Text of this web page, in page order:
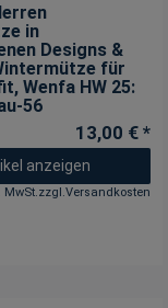
in
Designs &
für
, Wenfa HW 25:
56
13,00 € *
anzeigen
zzgl.Versandkosten